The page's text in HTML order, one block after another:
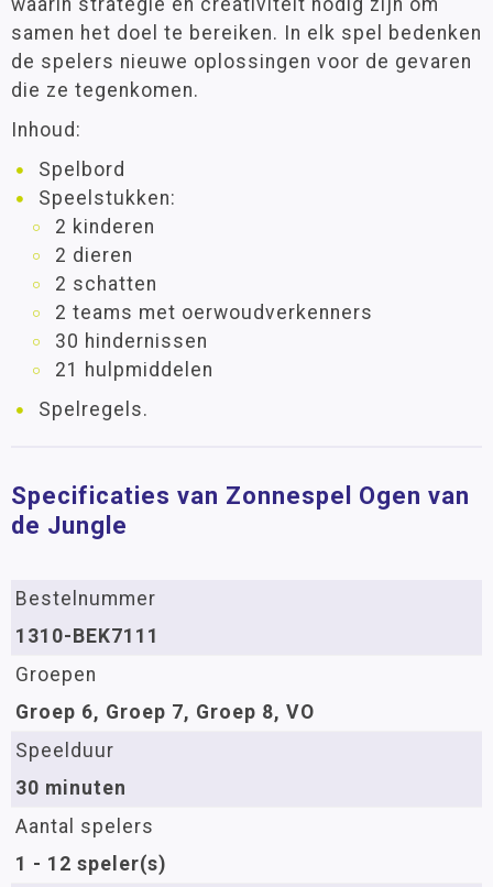
waarin strategie en creativiteit nodig zijn om
samen het doel te bereiken. In elk spel bedenken
de spelers nieuwe oplossingen voor de gevaren
die ze tegenkomen.
Inhoud:
Spelbord
Speelstukken:
2 kinderen
2 dieren
2 schatten
2 teams met oerwoudverkenners
30 hindernissen
21 hulpmiddelen
Spelregels.
Specificaties van Zonnespel Ogen van
de Jungle
Bestelnummer
1310-BEK7111
Groepen
Groep 6, Groep 7, Groep 8, VO
Speelduur
30 minuten
Aantal spelers
1 - 12 speler(s)